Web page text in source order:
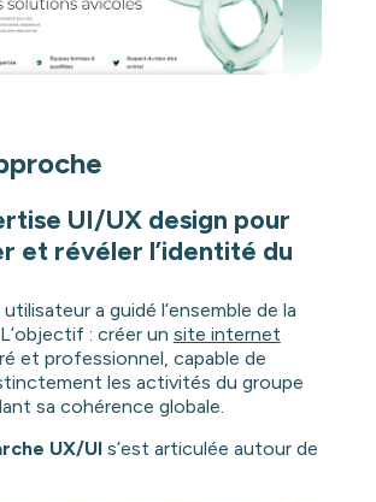
UI/UX design pour
et révéler l’identité du
utilisateur a guidé l’ensemble de la
: créer un site internet
et professionnel, capable de
les activités du groupe
sa cohérence globale.
UX/UIs’est articulée autour de